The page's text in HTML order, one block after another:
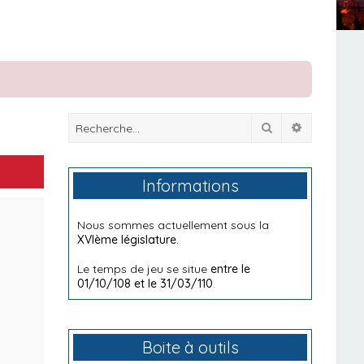
Rechercher
Informations
Nous sommes actuellement sous la
XVIème législature.
Le temps de jeu se situeentre le
01/10/108 et le 31/03/110.
Boite à outils